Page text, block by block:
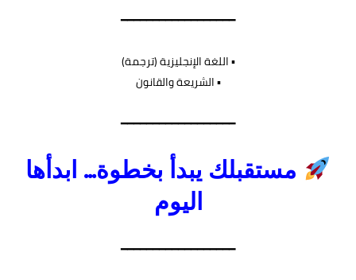
━━━━━━━━━━━━━━━━━━
▪︎ اللغة الإنجليزية (ترجمة)
▪︎ الشريعة والقانون
━━━━━━━━━━━━━━━━━━
مستقبلك يبدأ بخطوة… ابدأها
اليوم
━━━━━━━━━━━━━━━━━━